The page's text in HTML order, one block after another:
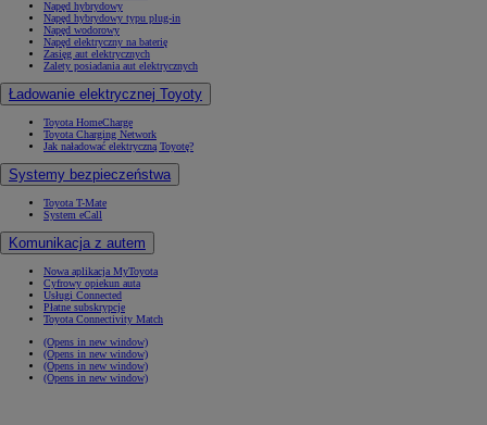
Napęd hybrydowy
Napęd hybrydowy typu plug-in
Napęd wodorowy
Napęd elektryczny na baterię
Zasięg aut elektrycznych
Zalety posiadania aut elektrycznych
Ładowanie elektrycznej Toyoty
Toyota HomeCharge
Toyota Charging Network
Jak naładować elektryczną Toyotę?
Systemy bezpieczeństwa
Toyota T-Mate
System eCall
Komunikacja z autem
Nowa aplikacja MyToyota
Cyfrowy opiekun auta
Usługi Connected
Płatne subskrypcje
Toyota Connectivity Match
(Opens in new window)
(Opens in new window)
(Opens in new window)
(Opens in new window)